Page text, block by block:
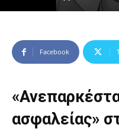
Facebook
ασφαλείας»